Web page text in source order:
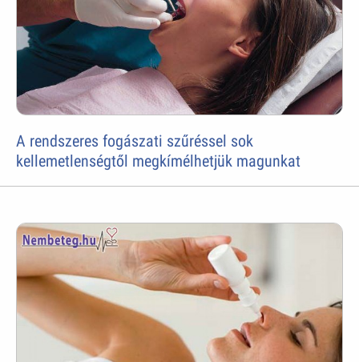
A rendszeres fogászati szűréssel sok
kellemetlenségtől megkímélhetjük magunkat